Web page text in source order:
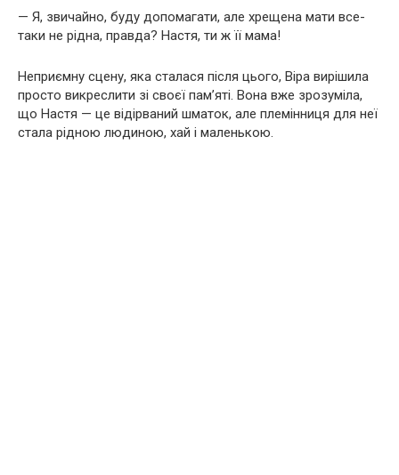
— Я, звичайно, буду допомагати, але хрещена мати все-
таки не рідна, правда? Настя, ти ж її мама!
Неприємну сцену, яка сталася після цього, Віра вирішила
просто викреслити зі своєї пам’яті. Вона вже зрозуміла,
що Настя — це відірваний шматок, але племінниця для неї
стала рідною людиною, хай і маленькою.